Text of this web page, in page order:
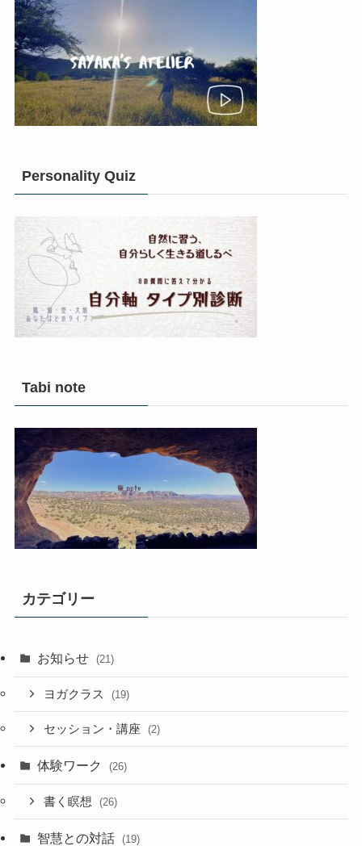
Personality Quiz
Tabi note
カテゴリー
お知らせ (21)
ヨガクラス (19)
セッション・講座 (2)
体験ワーク (26)
書く瞑想 (26)
智慧との対話 (19)